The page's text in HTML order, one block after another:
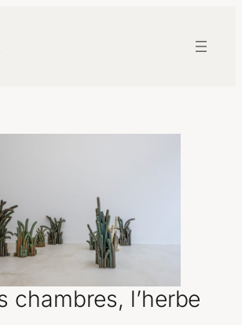
chambres, l’herbe